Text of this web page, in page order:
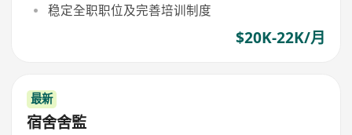
稳定全职职位及完善培训制度
$20K-22K/月
最新
宿舍舍監